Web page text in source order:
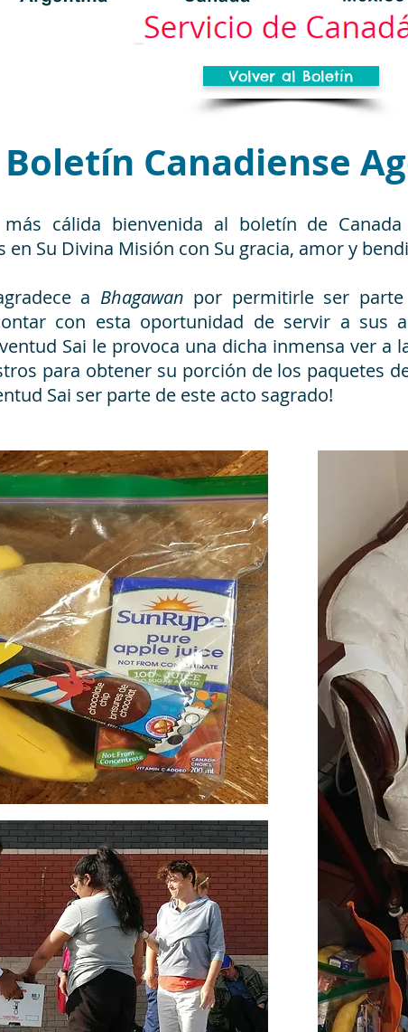
Volver al Boletín
Boletín Canadiense
cálida bienvenida al boletín de
Su Divina Misión con Su gracia, amor y
a Bhagawan por permitirle ser
con esta oportunidad de servir a sus
Sai le provoca una dicha inmensa ver a
para obtener su porción de los paquetes
Sai ser parte de este acto sagrado!